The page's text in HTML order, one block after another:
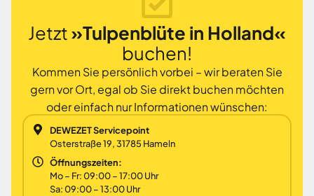
Jetzt»Tulpenblüte in Holland«
buchen!
Kommen Sie persönlich vorbei – wir beraten Sie
gern vor Ort, egal ob Sie direkt buchen möchten
oder einfach nur Informationen wünschen:
DEWEZET Servicepoint
Osterstraße 19, 31785 Hameln
Öffnungszeiten:
Mo – Fr: 09:00 – 17:00 Uhr
Sa: 09:00 – 13:00 Uhr